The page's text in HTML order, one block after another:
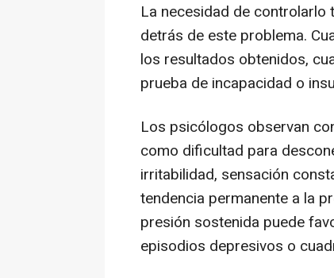
La necesidad de
detrás de este problema.
los resultados obtenidos,
prueba de incapacidad o
Los psicólogos observan
como dificultad para
irritabilidad, sensación
tendencia permanente a la
presión sostenida puede
episodios depresivos o